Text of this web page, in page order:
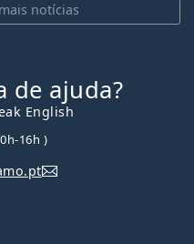
notícias
de ajuda?
English
16h )